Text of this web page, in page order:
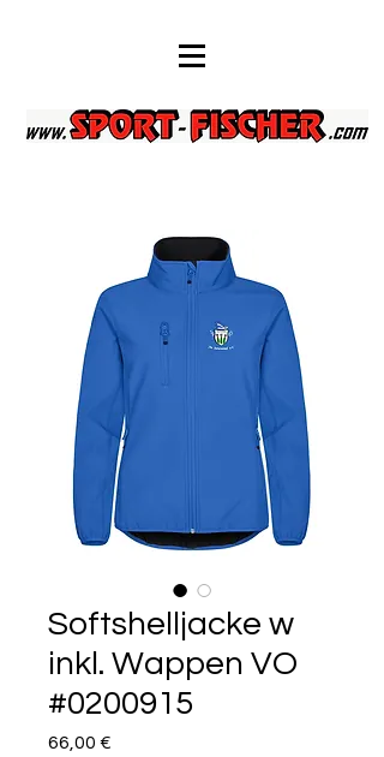
Softshelljacke w
inkl. Wappen VO
#0200915
66,00 €